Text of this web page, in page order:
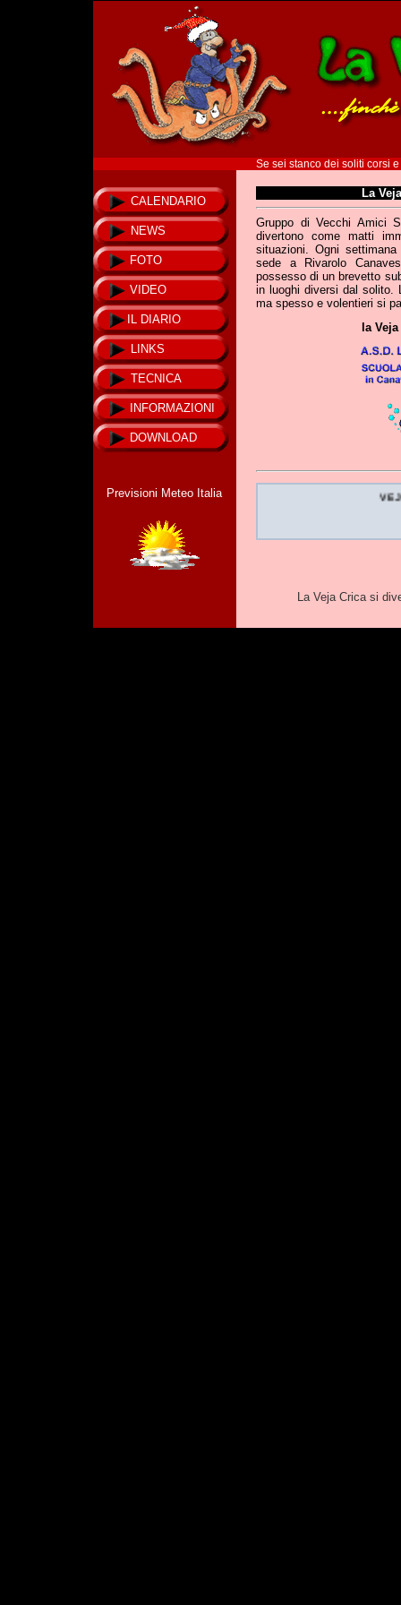
Se sei stanco dei soliti corsi
CALENDARIO
NEWS
FOTO
VIDEO
IL DIARIO
LINKS
TECNICA
INFORMAZIONI
DOWNLOAD
Previsioni Meteo Italia
La
Gruppo di Vecchi Amici
divertono come matti
situazioni. Ogni
sede a Rivarolo
possesso di un brevetto
in luoghi diversi dal solito.
ma spesso e volentieri si
la
La Veja Crica si